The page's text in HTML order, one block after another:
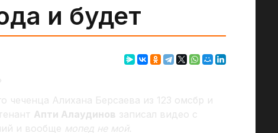
и будет
чеченца Алихана Берсаева из 123 омсбр и
Апти Алаудинов записал видео с
и вообще мопед не мой.